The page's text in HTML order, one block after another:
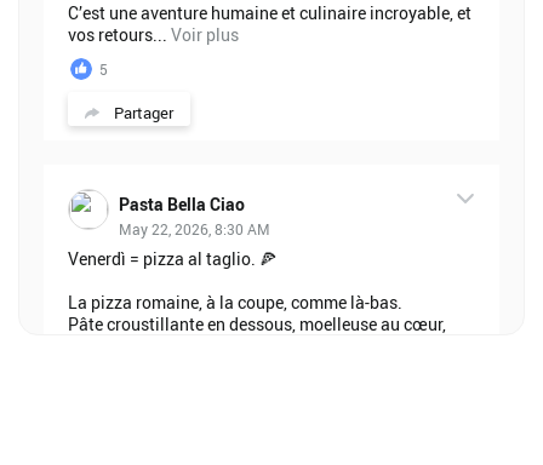
C’est une aventure humaine et culinaire incroyable, et
vos retours... Voir plus
5
Partager
Pasta Bella Ciao
May 22, 2026, 8:30 AM
Venerdì = pizza al taglio. 🍕
La pizza romaine, à la coupe, comme là-bas.
Pâte croustillante en dessous, moelleuse au cœur,